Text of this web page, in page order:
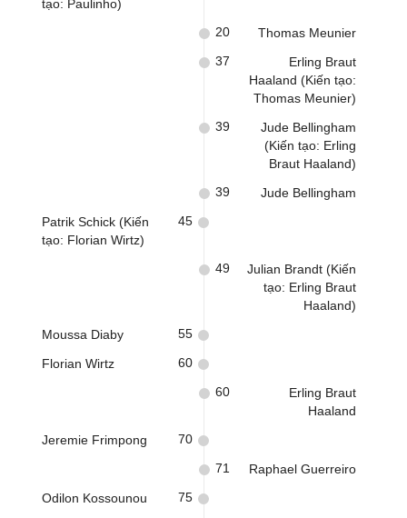
tạo: Paulinho)
Thomas Meunier
20
Erling Braut
Haaland (Kiến tạo:
Thomas Meunier)
37
Jude Bellingham
(Kiến tạo: Erling
Braut Haaland)
39
Jude Bellingham
39
Patrik Schick (Kiến
tạo: Florian Wirtz)
45
Julian Brandt (Kiến
tạo: Erling Braut
Haaland)
49
Moussa Diaby 55
Florian Wirtz 60
Erling Braut
Haaland
60
Jeremie Frimpong 70
Raphael Guerreiro
71
Odilon Kossounou 75